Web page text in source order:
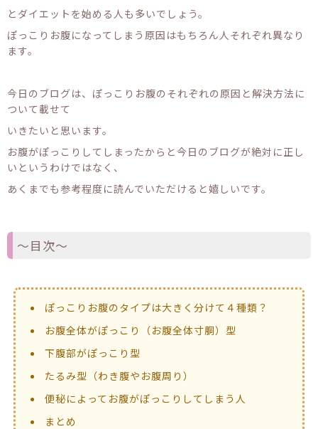
とダイエットを始める人も多いでしょう。
ぽっこりお腹になってしまう原因はもちろん人それぞれ異なり
ます。
今日のブログは、ぽっこりお腹のそれぞれの原因と解決方法に
ついて載せて
いきたいと思います。
お腹がぽっこりしてしまったからと今日のブログが絶対に正し
いというわけではなく、
あくまでも参考程度に読んでいただけると嬉しいです。
〜目次〜
ぽっこりお腹のタイプは大きく分けて４種類？
お腹全体がぽっこり（お腹全体寸胴）型
下腹部がぽっこり型
たるみ型（わき腹やお腹周り）
便秘によってお腹がぽっこりしてしまう人
まとめ